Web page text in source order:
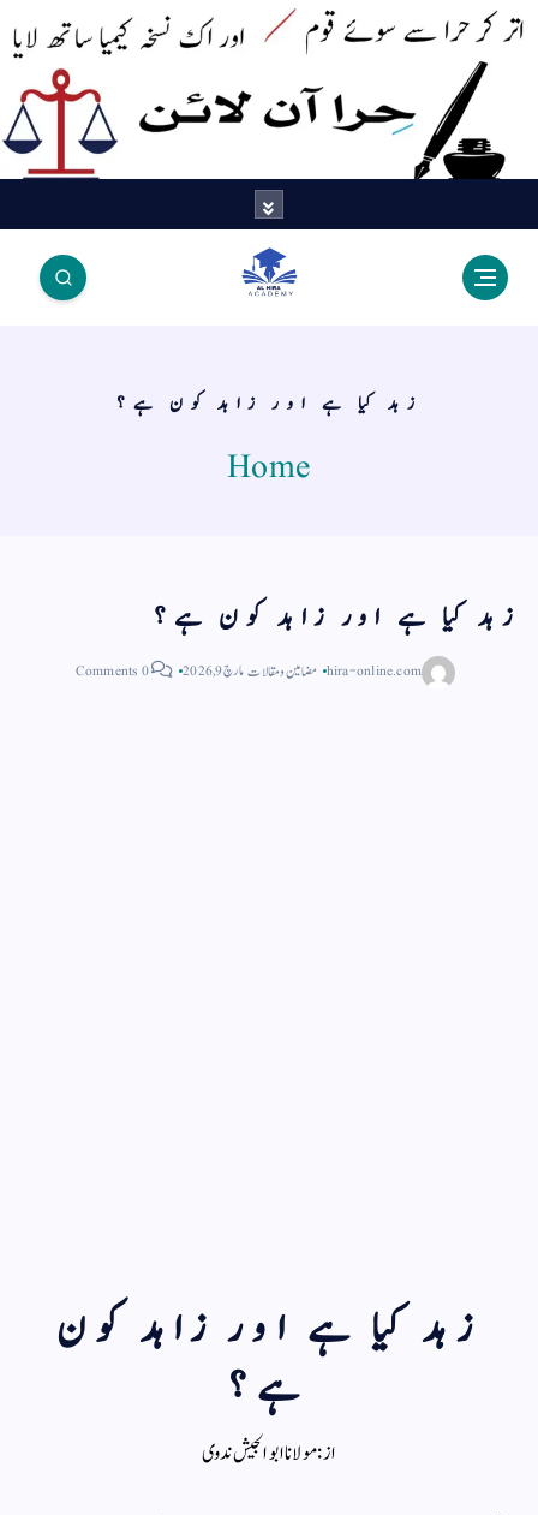
اک نسخہ کیمیا ساتھ لایا
زہد کیا ہے اور زاہد کون ہے؟
Home
زہد کیا ہے اور زاہد کون ہے؟
hira-online.com مضامین و مقالاتمارچ 9, 2026 0 Comments
زہد کیا ہے اور زاہد کون
ہے؟
از : مولانا ابو الجیش ندوی